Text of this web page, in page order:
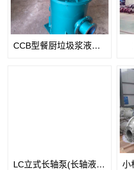
CCB型餐厨垃圾浆液处理泵喷漆作业完成
LC立式长轴泵(长轴液下泵)07